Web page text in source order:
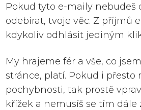
Pokud tyto e-maily nebudeš
odebírat, tvoje věc. Z příjmů
kdykoliv odhlásit jediným
My hrajeme fér a vše, co
stránce, platí. Pokud i přesto
pochybnosti, tak prostě
křížek a nemusíš se tím dále